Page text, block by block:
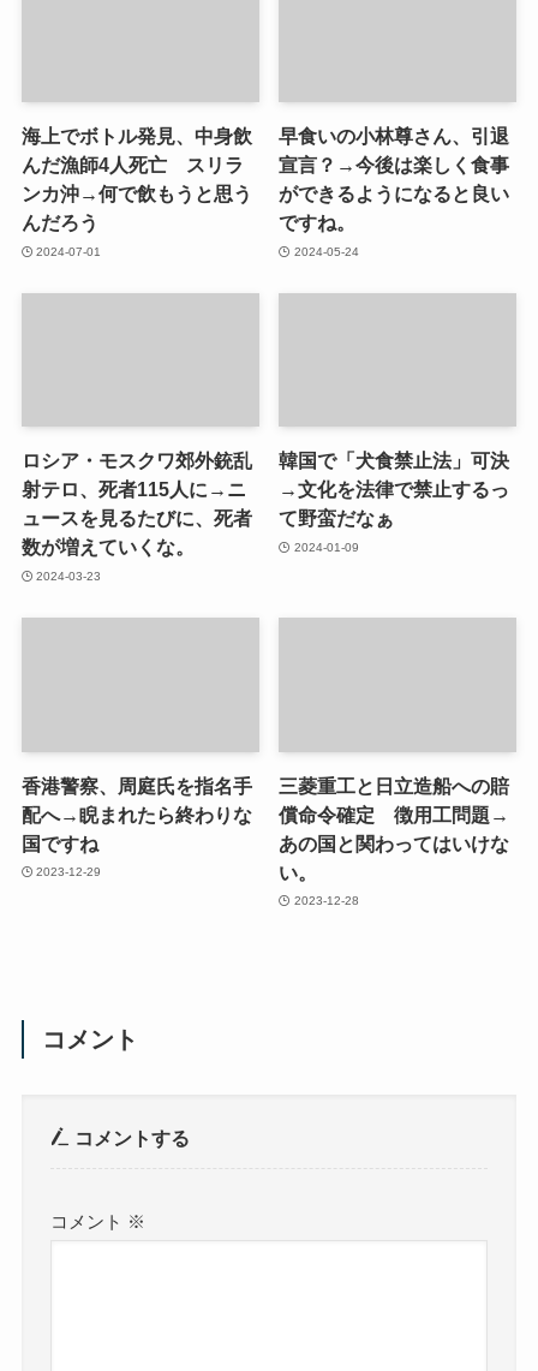
海上でボトル発見、中身飲
んだ漁師4人死亡 スリラ
ンカ沖→何で飲もうと思う
んだろう
2024-07-01
早食いの小林尊さん、引退
宣言？→今後は楽しく食事
ができるようになると良い
ですね。
2024-05-24
ロシア・モスクワ郊外銃乱
射テロ、死者115人に→ニ
ュースを見るたびに、死者
数が増えていくな。
2024-03-23
韓国で「犬食禁止法」可決
→文化を法律で禁止するっ
て野蛮だなぁ
2024-01-09
香港警察、周庭氏を指名手
配へ→睨まれたら終わりな
国ですね
2023-12-29
三菱重工と日立造船への賠
償命令確定 徴用工問題→
あの国と関わってはいけな
い。
2023-12-28
コメント
コメントする
コメント ※